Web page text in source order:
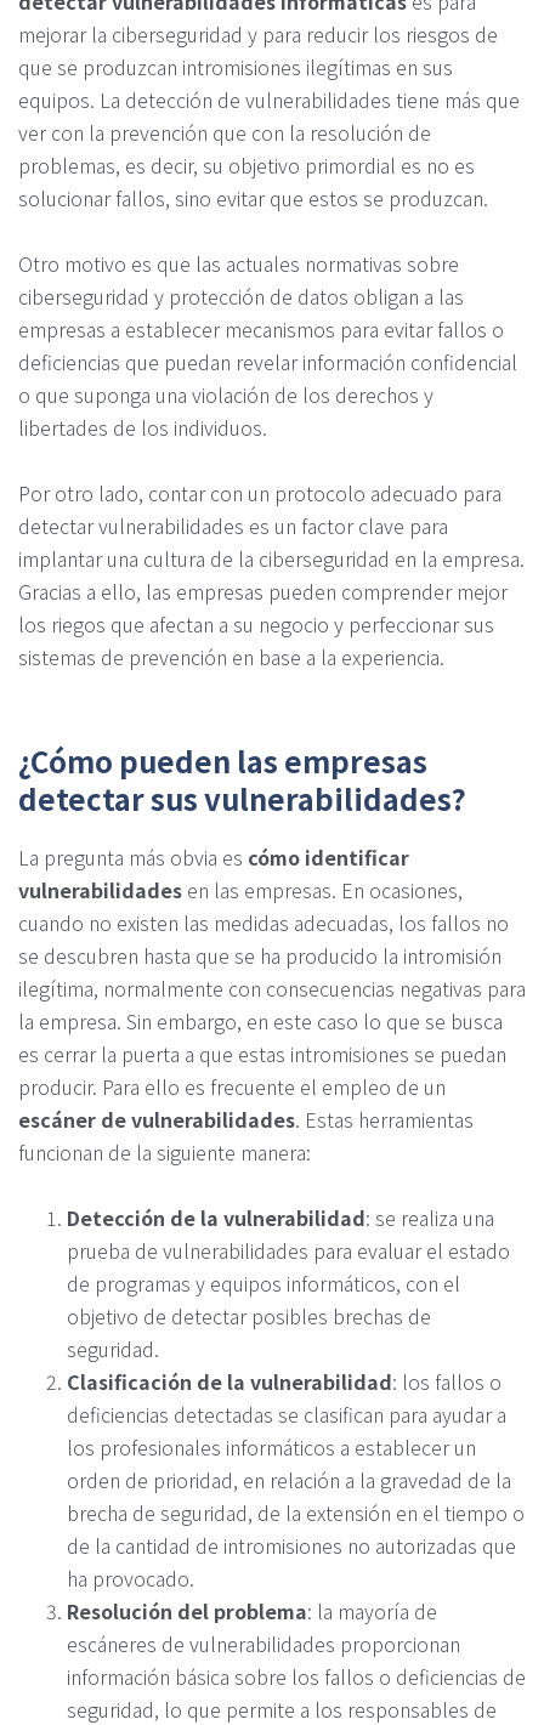
mejorar la ciberseguridad y para reducir los riesgos de
que se produzcan intromisiones ilegítimas en sus
equipos. La detección de vulnerabilidades tiene más que
ver con la prevención que con la resolución de
problemas, es decir, su objetivo primordial es no es
solucionar fallos, sino evitar que estos se produzcan.
Otro motivo es que las actuales normativas sobre
ciberseguridad y protección de datos obligan a las
empresas a establecer mecanismos para evitar fallos o
deficiencias que puedan revelar información confidencial
o que suponga una violación de los derechos y
libertades de los individuos.
Por otro lado, contar con un protocolo adecuado para
detectar vulnerabilidades es un factor clave para
implantar una cultura de la ciberseguridad en la empresa.
Gracias a ello, las empresas pueden comprender mejor
los riegos que afectan a su negocio y perfeccionar sus
sistemas de prevención en base a la experiencia.
¿Cómo pueden las empresas
detectar sus vulnerabilidades?
La pregunta más obvia es cómo identificar
vulnerabilidades en las empresas. En ocasiones,
cuando no existen las medidas adecuadas, los fallos no
se descubren hasta que se ha producido la intromisión
ilegítima, normalmente con consecuencias negativas para
la empresa. Sin embargo, en este caso lo que se busca
es cerrar la puerta a que estas intromisiones se puedan
producir. Para ello es frecuente el empleo de un
escáner de vulnerabilidades. Estas herramientas
funcionan de la siguiente manera:
Detección de la vulnerabilidad: se realiza una
prueba de vulnerabilidades para evaluar el estado
de programas y equipos informáticos, con el
objetivo de detectar posibles brechas de
seguridad.
Clasificación de la vulnerabilidad: los fallos o
deficiencias detectadas se clasifican para ayudar a
los profesionales informáticos a establecer un
orden de prioridad, en relación a la gravedad de la
brecha de seguridad, de la extensión en el tiempo o
de la cantidad de intromisiones no autorizadas que
ha provocado.
Resolución del problema: la mayoría de
escáneres de vulnerabilidades proporcionan
información básica sobre los fallos o deficiencias de
seguridad, lo que permite a los responsables de